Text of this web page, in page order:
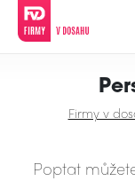
Firmy v
Poptat